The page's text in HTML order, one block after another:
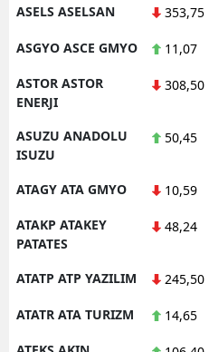
ASELS ASELSAN 353,75
ASGYO ASCE GMYO 11,07
ASTOR ASTOR
ENERJI
308,50
ASUZU ANADOLU
ISUZU
50,45
ATAGY ATA GMYO 10,59
ATAKP ATAKEY
PATATES
48,24
ATATP ATP YAZILIM 245,50
ATATR ATA TURIZM 14,65